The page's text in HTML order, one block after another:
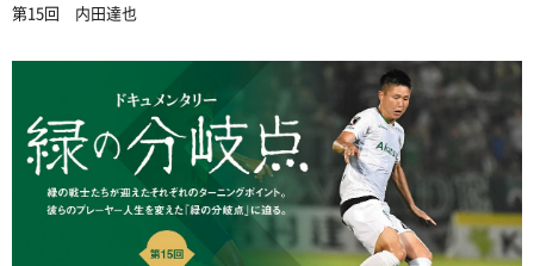
第15回 内田達也